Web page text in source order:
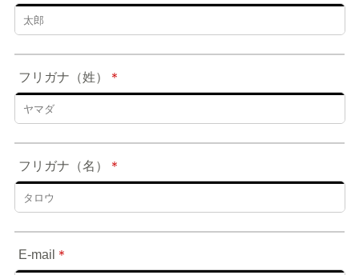
フリガナ（姓） ＊
フリガナ（名） ＊
E-mail ＊